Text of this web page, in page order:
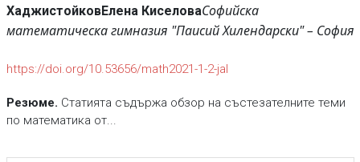
ХаджистойковЕлена КиселоваСофийска
математическа гимназия "Паисий Хилендарски" – София
https://doi.org/10.53656/math2021-1-2-jal
Резюме. Статията съдържа обзор на състезателните теми
по математика от...